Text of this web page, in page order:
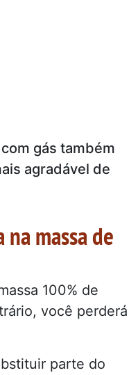
gás também
agradável de
massa de
100% de
você perderá
parte do